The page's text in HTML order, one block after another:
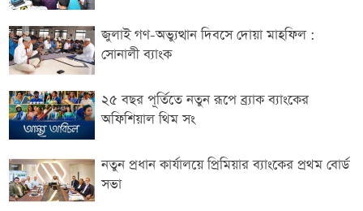
জুলাই গণ-অভ্যুত্থান দিবসে দোয়া মাহফিল :
সোনালী ব্যাংক
২৫ বছর পূর্তিতে নতুন রূপে ব্র্যাক ব্যাংকের
অফিশিয়াল থিম সং
নতুন প্রধান কার্যালয়ে প্রিমিয়ার ব্যাংকের প্রথম বোর্ড
সভা